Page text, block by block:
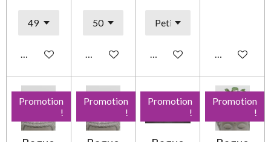
Ajouter au panierAjouter au panierAjouter au panierAjouter au
Promotion
!
Promotion
!
Promotion
!
Promotion
!